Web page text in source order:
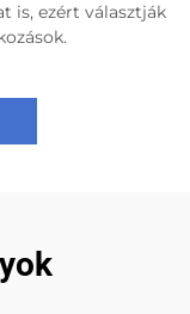
is, ezért választják